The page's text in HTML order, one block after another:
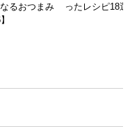
るおつまみ
ったレシピ18